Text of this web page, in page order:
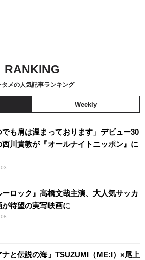
RANKING
タメの人気記事ランキング
Weekly
でも肩は温まっております」デビュー30
西川貴教が『オールナイトニッポン』に
ーロック』高橋文哉主演、大人気サッカ
が待望の実写映画に
ナと伝説の海』TSUZUMI（ME:I）×尾上